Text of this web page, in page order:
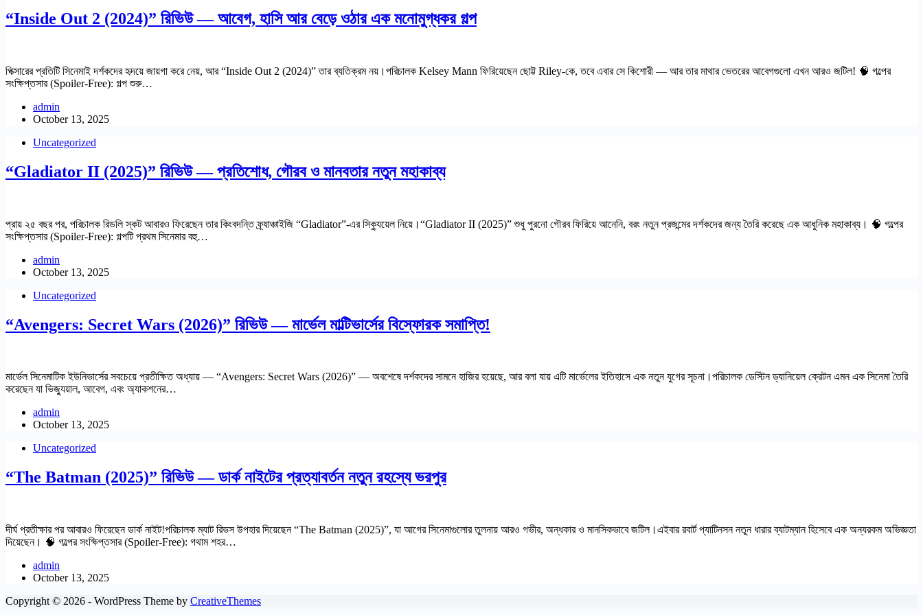
“Inside Out 2 (2024)” রিভিউ — আবেগ, হাসি আর বেড়ে ওঠার এক মনোমুগ্ধকর গল্প
পিক্সারের প্রতিটি সিনেমাই দর্শকদের হৃদয়ে জায়গা করে নেয়, আর “Inside Out 2 (2024)” তার ব্যতিক্রম নয়।পরিচালক Kelsey Mann ফিরিয়েছেন ছোট্ট Riley-কে, তবে এবার সে কিশোরী — আর তার মাথার ভেতরের আবেগগুলো এখন আরও জটিল! 🧠 গল্পের
সংক্ষিপ্তসার (Spoiler-Free): গল্প শুরু…
admin
October 13, 2025
Uncategorized
“Gladiator II (2025)” রিভিউ — প্রতিশোধ, গৌরব ও মানবতার নতুন মহাকাব্য
প্রায় ২৫ বছর পর, পরিচালক রিডলি স্কট আবারও ফিরেছেন তার কিংবদন্তি ফ্র্যাঞ্চাইজি “Gladiator”-এর সিক্যুয়েল নিয়ে।“Gladiator II (2025)” শুধু পুরনো গৌরব ফিরিয়ে আনেনি, বরং নতুন প্রজন্মের দর্শকদের জন্য তৈরি করেছে এক আধুনিক মহাকাব্য। 🧠 গল্পের
সংক্ষিপ্তসার (Spoiler-Free): গল্পটি প্রথম সিনেমার বহু…
admin
October 13, 2025
Uncategorized
“Avengers: Secret Wars (2026)” রিভিউ — মার্ভেল মাল্টিভার্সের বিস্ফোরক সমাপ্তি!
মার্ভেল সিনেমাটিক ইউনিভার্সের সবচেয়ে প্রতীক্ষিত অধ্যায় — “Avengers: Secret Wars (2026)” — অবশেষে দর্শকদের সামনে হাজির হয়েছে, আর বলা যায় এটি মার্ভেলের ইতিহাসে এক নতুন যুগের সূচনা।পরিচালক ডেস্টিন ড্যানিয়েল ক্রেটন এমন এক সিনেমা তৈরি
করেছেন যা ভিজ্যুয়াল, আবেগ, এবং অ্যাকশনের…
admin
October 13, 2025
Uncategorized
“The Batman (2025)” রিভিউ — ডার্ক নাইটের প্রত্যাবর্তন নতুন রহস্যে ভরপুর
দীর্ঘ প্রতীক্ষার পর আবারও ফিরেছেন ডার্ক নাইট!পরিচালক ম্যাট রিভস উপহার দিয়েছেন “The Batman (2025)”, যা আগের সিনেমাগুলোর তুলনায় আরও গভীর, অন্ধকার ও মানসিকভাবে জটিল।এইবার রবার্ট প্যাটিনসন নতুন ধারার ব্যাটম্যান হিসেবে এক অন্যরকম অভিজ্ঞতা
দিয়েছেন। 🧠 গল্পের সংক্ষিপ্তসার (Spoiler-Free): গথাম শহর…
admin
October 13, 2025
Copyright © 2026 - WordPress Theme by CreativeThemes